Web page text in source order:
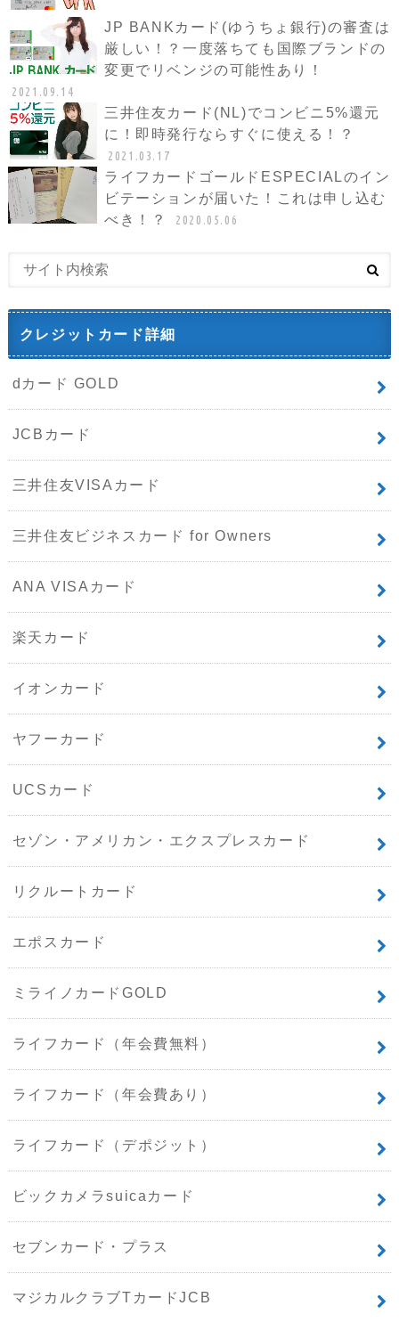
JP BANKカード(ゆうちょ銀行)の審査は
厳しい！？一度落ちても国際ブランドの
変更でリベンジの可能性あり！
2021.09.14
三井住友カード(NL)でコンビニ5%還元
に！即時発行ならすぐに使える！？
2021.03.17
ライフカードゴールドESPECIALのイン
ビテーションが届いた！これは申し込む
べき！？
2020.05.06
クレジットカード詳細
dカード GOLD
JCBカード
三井住友VISAカード
三井住友ビジネスカード for Owners
ANA VISAカード
楽天カード
イオンカード
ヤフーカード
UCSカード
セゾン・アメリカン・エクスプレスカード
リクルートカード
エポスカード
ミライノカードGOLD
ライフカード（年会費無料）
ライフカード（年会費あり）
ライフカード（デポジット）
ビックカメラsuicaカード
セブンカード・プラス
マジカルクラブTカードJCB